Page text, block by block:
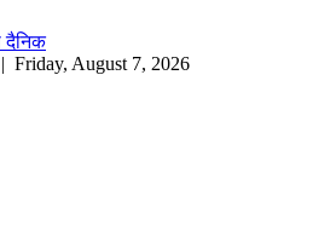
| Friday, August 7, 2026